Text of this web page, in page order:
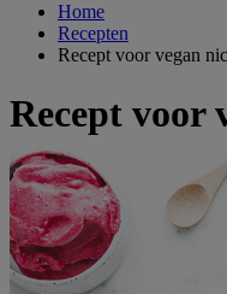
Home
Recepten
Recept voor vegan
Recept voor